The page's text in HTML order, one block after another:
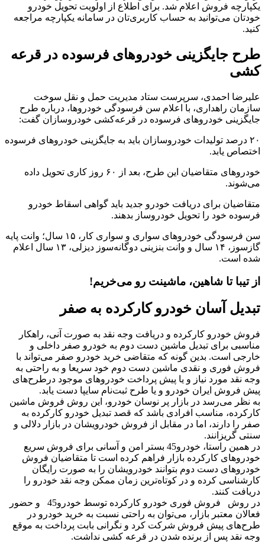
یکپارچه فروش اعلام شد. برای اطلاع از اولویت تحویل خودرو
خودتان می‌توانید به حساب کاربری‌تان در سامانه یکپارچه مراجعه
کنید.
طرح جایگزینی خودروهای فرسوده در قرعه
کشی
علیرضا احمدی، سرپرست ستاد مدیریت حمل و نقل سوخت
سازمان راهداری، با اعلام سن فرسودگی خودروها، درباره طرح
جایگزینی خودروهای فرسوده در قرعه‌کشی خودروسازان گفت:
۲۰ درصد تولیدات خودروسازان باید به جایگزینی خودروهای فرسوده
اختصاص یابد.
خودروهای متقاضیان این طرح، بعد از ۶۰ روز کاری تحویل داده
می‌شوند.
متقاضیان برای دریافت خودرو جدید باید گواهی اسقاط خودرو
فرسوده خود را تحویل خودروساز بدهند.
سن فرسودگی خودروهای سواری و سواری کار، ۱۵ سال؛ وانت پایه
گازسوز، ۱۴ سال و وانت بنزینی دوگانه‌سوز دیزلی، ۱۳ سال اعلام
شده است.
از تیبا تا شاهین، ماشینت رو می‌خریم!
تبدیل آسان خودرو کارکرده به صفر
فروش خودرو کارکرده و دریافت وجه نقد به صورت آنی، راهکار
مناسبی برای تبدیل ماشین دست دوم به خودرو صفر داخلی و
خارجی است. بدین گونه که متقاضی خرید خودرو صفر می‌تواند با
فروش فوری و نقدی ماشین دست دوم خود سریعا و به راحتی به
وجه نقد مورد نیاز و یا پیش پرداخت خودروهای موجود درطرح‌های
پیش فروش ایران خودرو و یا طرح ثبت‌نام سایپا دست یابد.
به نظر می‌رسد در بازار پر نوسان خودرو، این روش فروش ماشین
کارکرده، مناسب افرادی باشد که قصد تبدیل خودرو کارکرده به
صفر را دارند، اما در مقابل از فروش خودرویشان در بازار دلالی و
سنتی گریزانند.
در همین راستا، خودرو45 بستر امن و آسانی برای فروش سریع
خودروهای کارکرده بازار فراهم کرده است تا متقاضیان فروش
خودروهای دست دوم بتوانند خودرویشان را به صورت رایگان
کارشناسی کرده و در کوتاه‌ترین زمان ممکن وجه نقد خودرو را
دریافت کنند.
در روش فروش فوری خودرو کارکرده توسط خودرو45 و حضور
فعالان معتبر بازار، می‌توان به راحتی نسبت به خرید خودرو در
طرح‌های پیش فروش شرکت کرد و نگرانی بابت پرداخت به موقع
وجه نقد پس از برنده شدن در قرعه کشی نداشت.